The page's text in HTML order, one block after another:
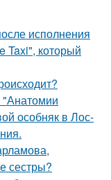
исполнения
Taxi", который
"Анатомии
особняк в Лос-
сестры?